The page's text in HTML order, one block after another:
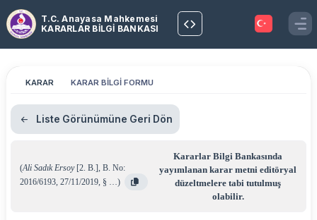
T.C. Anayasa Mahkemesi
KARARLAR BİLGİ BANKASI
KARAR KARAR BİLGİ FORMU
Liste Görünümüne Geri Dön
(Ali Sadık Ersoy[2. B.], B. No:
2016/6193, 27/11/2019, § …)
Kararlar Bilgi Bankasında
yayımlanan karar metni editöryal
düzeltmelere tabi tutulmuş
olabilir.